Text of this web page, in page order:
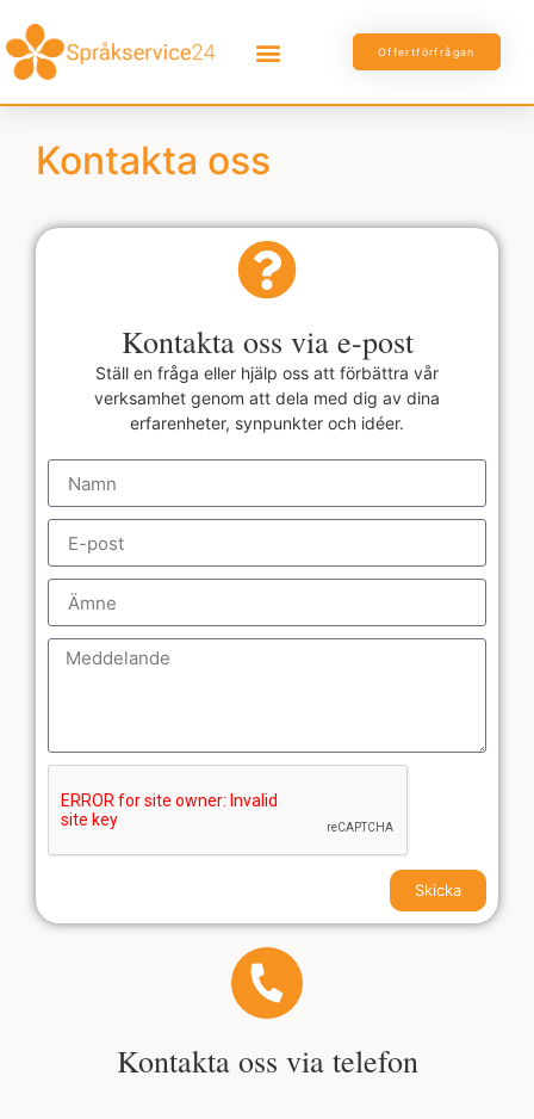
Offertförfrågan
Kontakta oss
Kontakta oss via e-post
Ställ en fråga eller hjälp oss att förbättra vår
verksamhet genom att dela med dig av dina
erfarenheter, synpunkter och idéer.
Skicka
Kontakta oss via telefon